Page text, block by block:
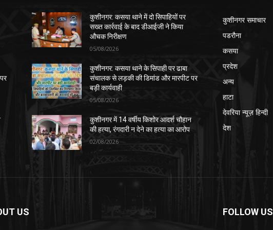
कुशीनगर: कसया थाने में दो सिपाहियों पर
सख्त कार्रवाई के बाद डीआईजी ने किया
औचक निरीक्षण
05/08/2026
कुशीनगर: कसया थाने के सिपाही पर ढाबा
संचालक से लड़की की डिमांड और मारपीट पर
बड़ी कार्यवाही
05/08/2026
कुशीनगर में 14 वर्षीय किशोर आदर्श चौहान
की हत्या, रंगदारी न देने का हत्या का आरोप
02/08/2026
कुशीनगर समाचार
पडरौना
कसया
प्रदेश
अन्य
हाटा
देवरिया न्यूज़ हिन्दी
देश
US FOLLOW US